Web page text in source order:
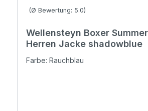
Durchschnittliche Bewertung von 5
(Ø Bewertung: 5.0)
Wellensteyn Boxer
Herren Jacke shadowblue
Farbe: Rauchblau